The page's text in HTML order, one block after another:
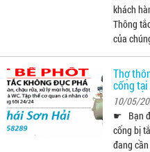
khách
Thông
của
Thợ
cống
10/05/
☛ Bạn
cống bị
đang